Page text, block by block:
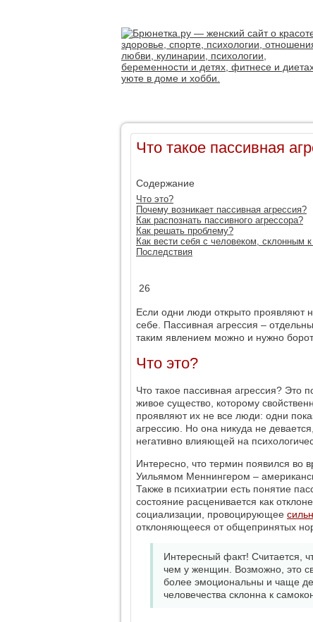
Что такое пассивная
Содержание
Что это?
Почему возникает пассивная агрессия?
Как распознать пассивного агрессора?
Как решать проблему?
Как вести себя с человеком, склонным
Последствия
26
Если одни люди открыто проявляют
себе. Пассивная агрессия –
таким явлением можно и нужно
Что это?
Что такое пассивная агрессия? Это
живое существо, которому
проявляют их не все люди: одни
агрессию. Но она никуда не
негативно влияющей на
Интересно, что термин появился во
Уильямом Меннингером –
Также в психиатрии есть понятие
состояние расценивается как
социализации, провоцирующее
отклоняющееся от общепринятых
Интересный факт! Считается,
чем у женщин. Возможно, это
более эмоциональны и чаще
человечества склонна к